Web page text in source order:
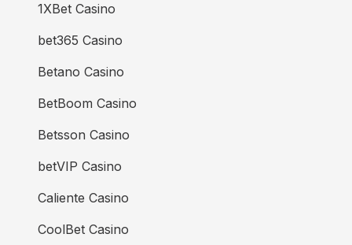
1XBet Casino
bet365 Casino
Betano Casino
BetBoom Casino
Betsson Casino
betVIP Casino
Caliente Casino
CoolBet Casino